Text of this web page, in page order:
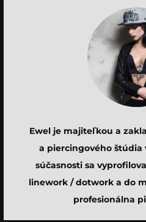
Ewel je majiteľkou a
a piercingového štúdia
súčasnosti sa
linework / dotwork a do
profesionálna